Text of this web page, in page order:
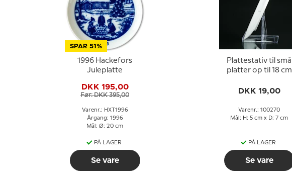
SPAR 51%
1996 Hackefors
Juleplatte
DKK 195,00
Før: DKK 395,00
Varenr.: HXT1996
Årgang: 1996
Mål: Ø: 20 cm
PÅ LAGER
Se vare
Plattestativ til små
platter op til 18 cm
DKK 19,00
Varenr.: 100270
Mål: H: 5 cm x D: 7 cm
PÅ LAGER
Se vare